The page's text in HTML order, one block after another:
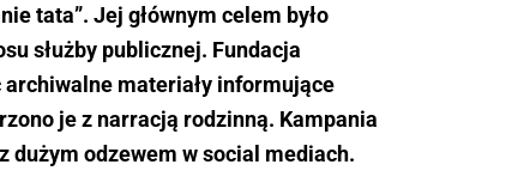
tata”. Jej głównym celem było
służby publicznej. Fundacja
materiały informujące
je z narracją rodzinną. Kampania
dużym odzewem w social mediach.